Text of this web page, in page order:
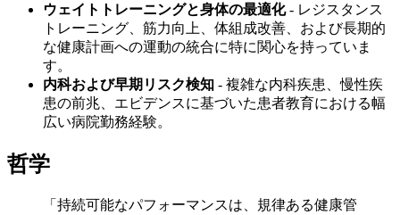
ウェイトトレーニングと身体の最適化- レジスタンス
トレーニング、筋力向上、体組成改善、および長期的
な健康計画への運動の統合に特に関心を持っていま
す。
内科および早期リスク検知 - 複雑な内科疾患、慢性疾
患の前兆、エビデンスに基づいた患者教育における幅
広い病院勤務経験。
哲学
「持続可能なパフォーマンスは、規律ある健康管